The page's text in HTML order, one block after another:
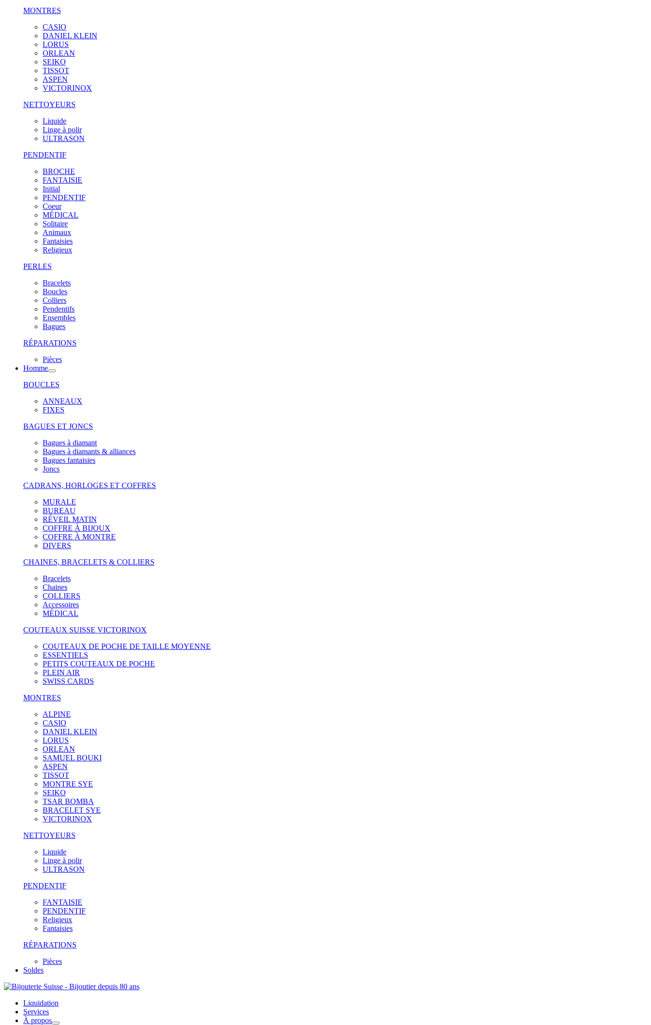
MONTRES
CASIO
DANIEL KLEIN
LORUS
ORLEAN
SEIKO
TISSOT
ASPEN
VICTORINOX
NETTOYEURS
Liquide
Linge à polir
ULTRASON
PENDENTIF
BROCHE
FANTAISIE
Initial
PENDENTIF
Coeur
MÉDICAL
Solitaire
Animaux
Fantaisies
Religieux
PERLES
Bracelets
Boucles
Colliers
Pendentifs
Ensembles
Bagues
RÉPARATIONS
Pièces
Homme
BOUCLES
ANNEAUX
FIXES
BAGUES ET JONCS
Bagues à diamant
Bagues à diamants & alliances
Bagues fantaisies
Joncs
CADRANS, HORLOGES ET COFFRES
MURALE
BUREAU
RÉVEIL MATIN
COFFRE À BIJOUX
COFFRE À MONTRE
DIVERS
CHAINES, BRACELETS & COLLIERS
Bracelets
Chaines
COLLIERS
Accessoires
MÉDICAL
COUTEAUX SUISSE VICTORINOX
COUTEAUX DE POCHE DE TAILLE MOYENNE
ESSENTIELS
PETITS COUTEAUX DE POCHE
PLEIN AIR
SWISS CARDS
MONTRES
ALPINE
CASIO
DANIEL KLEIN
LORUS
ORLEAN
SAMUEL BOUKI
ASPEN
TISSOT
MONTRE SYE
SEIKO
TSAR BOMBA
BRACELET SYE
VICTORINOX
NETTOYEURS
Liquide
Linge à polir
ULTRASON
PENDENTIF
FANTAISIE
PENDENTIF
Religieux
Fantaisies
RÉPARATIONS
Pièces
Soldes
Liquidation
Services
À propos